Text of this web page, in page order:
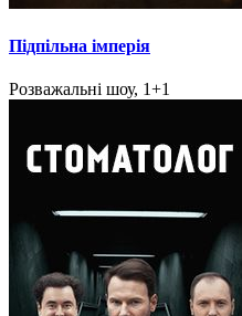
Підпільна імперія
Розважальні шоу, 1+1